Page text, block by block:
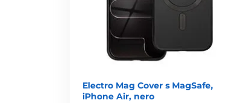
Electro Mag Cover s MagSafe,
iPhone Air, nero